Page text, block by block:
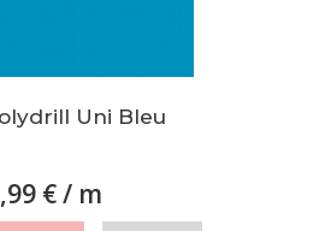
Uni Bleu
€/ m